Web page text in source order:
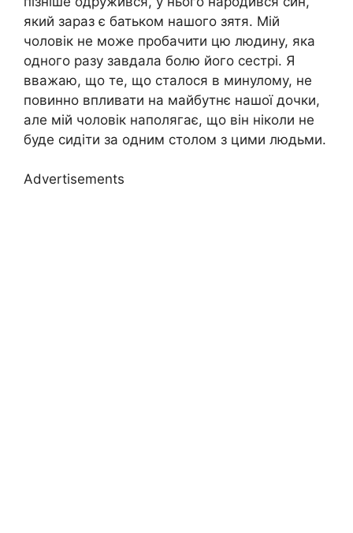
який зараз є батьком нашого зятя. Мій
чоловік не може пробачити цю людину, яка
одного разу завдала болю його сестрі. Я
вважаю, що те, що сталося в минулому, не
повинно впливати на майбутнє нашої дочки,
але мій чоловік наполягає, що він ніколи не
буде сидіти за одним столом з цими людьми.
Advertisements